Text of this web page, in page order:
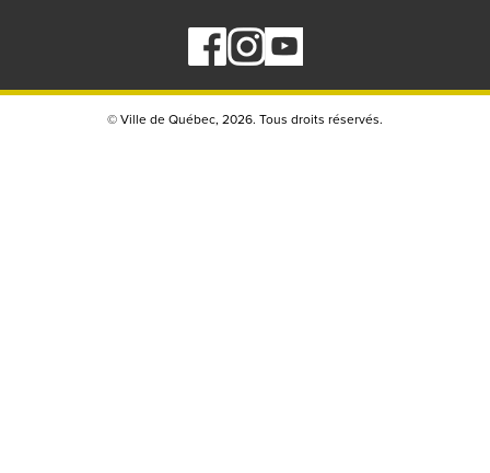
© Ville de Québec, 2026. Tous droits réservés.